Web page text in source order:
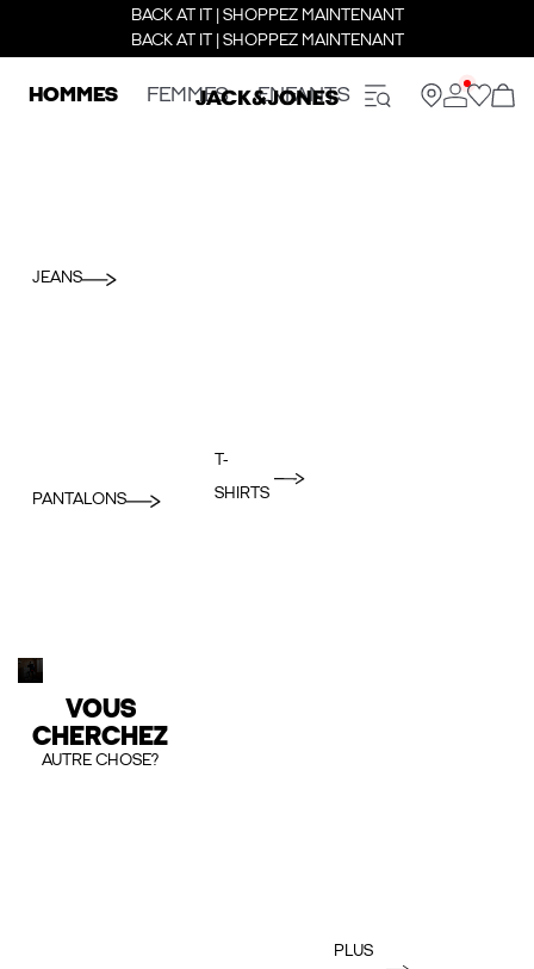
BACK AT IT | SHOPPEZ MAINTENANT
BACK AT IT | SHOPPEZ MAINTENANT
HOMMES FEMMES ENFANTS
JEANS
PANTALONS
T-
SHIRTS
VOUS
CHERCHEZ
AUTRE CHOSE?
PLUS